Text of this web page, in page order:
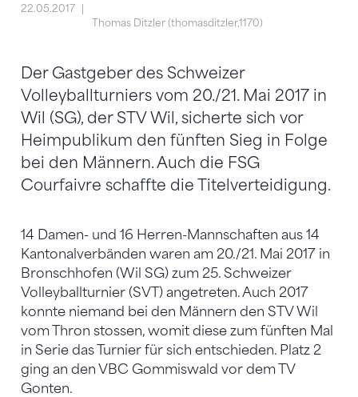
22.05.2017
Thomas Ditzler (thomasditzler,1170)
Der Gastgeber des Schweizer
Volleyballturniers vom 20./21. Mai 2017 in
Wil (SG), der STV Wil, sicherte sich vor
Heimpublikum den fünften Sieg in Folge
bei den Männern. Auch die FSG
Courfaivre schaffte die Titelverteidigung.
14 Damen- und 16 Herren-Mannschaften aus 14
Kantonalverbänden waren am 20./21. Mai 2017 in
Bronschhofen (Wil SG) zum 25. Schweizer
Volleyballturnier (SVT) angetreten. Auch 2017
konnte niemand bei den Männern den STV Wil
vom Thron stossen, womit diese zum fünften Mal
in Serie das Turnier für sich entschieden. Platz 2
ging an den VBC Gommiswald vor dem TV
Gonten.